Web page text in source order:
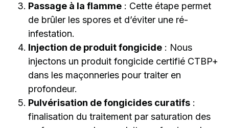
Passage à la flamme : Cette étape permet
de brûler les spores et d’éviter une ré-
infestation.
Injection de produit fongicide : Nous
injectons un produit fongicide certifié CTBP+
dans les maçonneries pour traiter en
profondeur.
Pulvérisation de fongicides curatifs :
finalisation du traitement par saturation des